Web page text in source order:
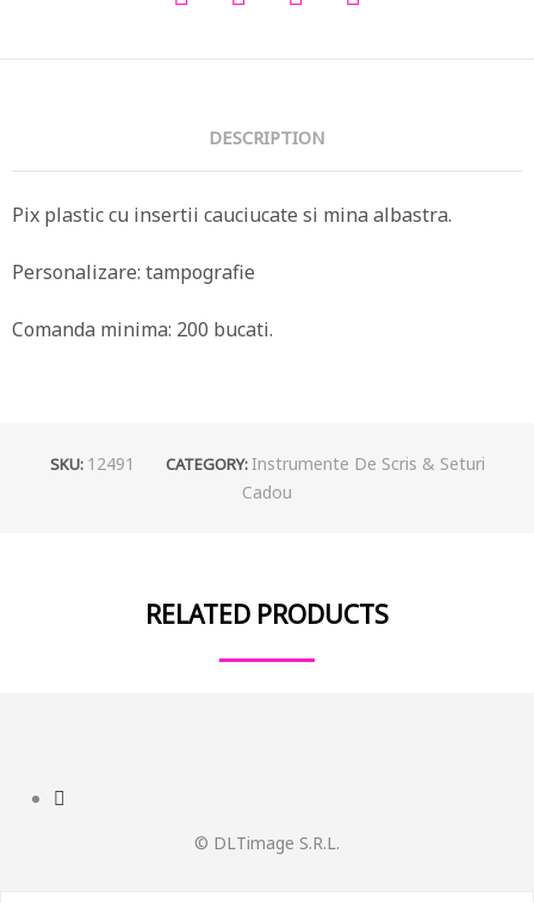
DESCRIPTION
Pix plastic cu insertii cauciucate si mina albastra.
Personalizare: tampografie
Comanda minima: 200 bucati.
SKU: 12491 CATEGORY:Instrumente De Scris & Seturi
Cadou
RELATED PRODUCTS
© DLTimage S.R.L.